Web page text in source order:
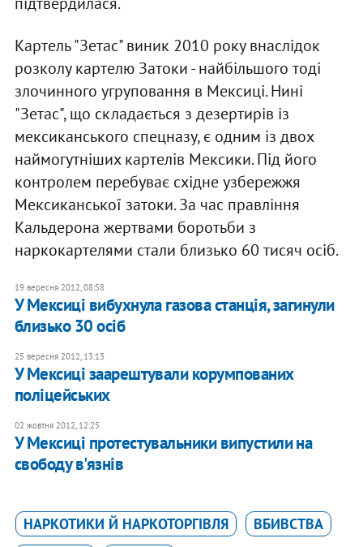
Картель "Зетас" виник 2010 року внаслідок
розколу картелю Затоки - найбільшого тоді
злочинного угруповання в Мексиці. Нині
"Зетас", що складається з дезертирів із
мексиканського спецназу, є одним із двох
наймогутніших картелів Мексики. Під його
контролем перебуває східне узбережжя
Мексиканської затоки. За час правління
Кальдерона жертвами боротьби з
наркокартелями стали близько 60 тисяч осіб.
19 вересня 2012, 08:58
У Мексиці вибухнула газова станція, загинули
близько 30 осіб
25 вересня 2012, 13:13
У Мексиці заарештували корумпованих
поліцейських
02 жовтня 2012, 12:25
У Мексиці протестувальники випустили на
свободу в'язнів
НАРКОТИКИ Й НАРКОТОРГІВЛЯ
ВБИВСТВА